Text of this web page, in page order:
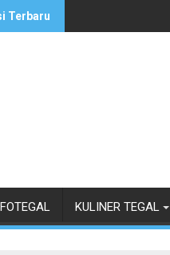
Terbaru
KULINER TEGAL